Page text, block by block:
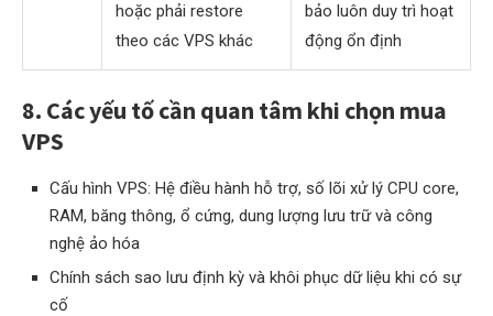
hoặc phải restore
theo các VPS khác
bảo luôn duy trì hoạt
động ổn định
8. Các yếu tố cần quan tâm khi chọn mua
VPS
Cấu hình VPS: Hệ điều hành hỗ trợ, số lõi xử lý CPU core,
RAM, băng thông, ổ cứng, dung lượng lưu trữ và công
nghệ ảo hóa
Chính sách sao lưu định kỳ và khôi phục dữ liệu khi có sự
cố